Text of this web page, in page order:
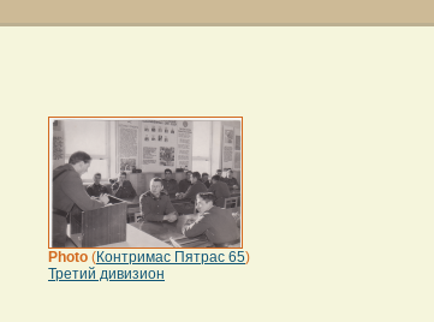
Photo (Контримас Пятрас 65)
Третий дивизион